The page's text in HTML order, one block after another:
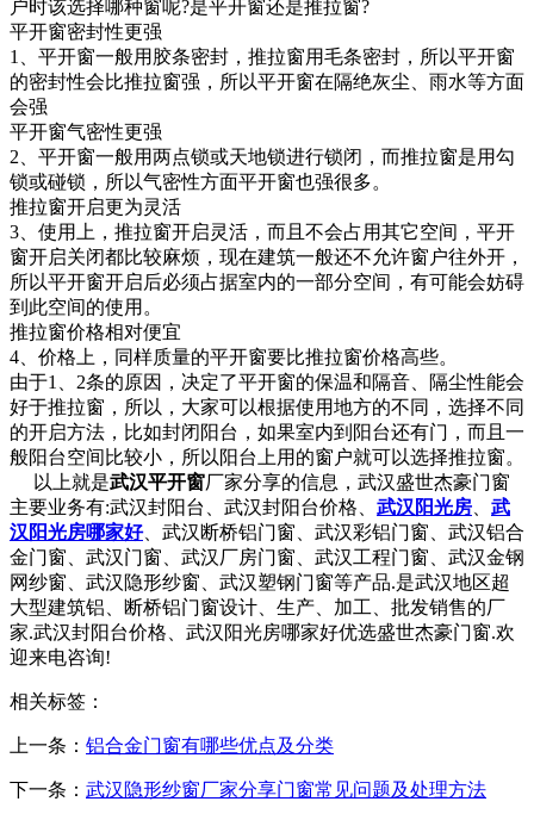
户时该选择哪种窗呢?是平开窗还是推拉窗?
平开窗密封性更强
1、平开窗一般用胶条密封，推拉窗用毛条密封，所以平开窗
的密封性会比推拉窗强，所以平开窗在隔绝灰尘、雨水等方面
会强
平开窗气密性更强
2、平开窗一般用两点锁或天地锁进行锁闭，而推拉窗是用勾
锁或碰锁，所以气密性方面平开窗也强很多。
推拉窗开启更为灵活
3、使用上，推拉窗开启灵活，而且不会占用其它空间，平开
窗开启关闭都比较麻烦，现在建筑一般还不允许窗户往外开，
所以平开窗开启后必须占据室内的一部分空间，有可能会妨碍
到此空间的使用。
推拉窗价格相对便宜
4、价格上，同样质量的平开窗要比推拉窗价格高些。
由于1、2条的原因，决定了平开窗的保温和隔音、隔尘性能会
好于推拉窗，所以，大家可以根据使用地方的不同，选择不同
的开启方法，比如封闭阳台，如果室内到阳台还有门，而且一
般阳台空间比较小，所以阳台上用的窗户就可以选择推拉窗。
以上就是武汉平开窗厂家分享的信息，武汉盛世杰豪门窗
主要业务有:武汉封阳台、武汉封阳台价格、 武汉阳光房
武
汉阳光房哪家好、武汉断桥铝门窗、武汉彩铝门窗、武汉铝合
金门窗、武汉门窗、武汉厂房门窗、武汉工程门窗、武汉金钢
网纱窗、武汉隐形纱窗、武汉塑钢门窗等产品.是武汉地区超
大型建筑铝、断桥铝门窗设计、生产、加工、批发销售的厂
家.武汉封阳台价格、武汉阳光房哪家好优选盛世杰豪门窗.欢
迎来电咨询!
相关标签：
上一条： 铝合金门窗有哪些优点及分类
下一条： 武汉隐形纱窗厂家分享门窗常见问题及处理方法